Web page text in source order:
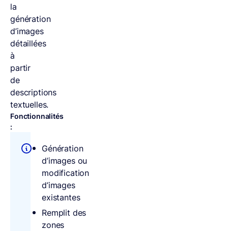
la
génération
d’images
détaillées
à
partir
de
descriptions
textuelles.
Fonctionnalités
:
Génération
d’images ou
modification
d’images
existantes
Remplit des
zones